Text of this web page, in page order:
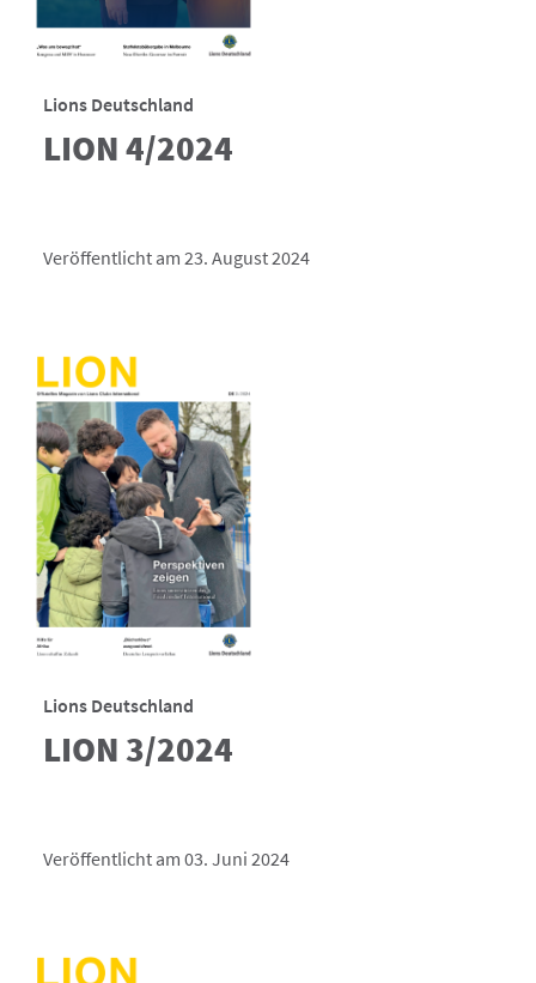
Lions Deutschland
LION 4/2024
Veröffentlicht am 23. August 2024
Lions Deutschland
LION 3/2024
Veröffentlicht am 03. Juni 2024